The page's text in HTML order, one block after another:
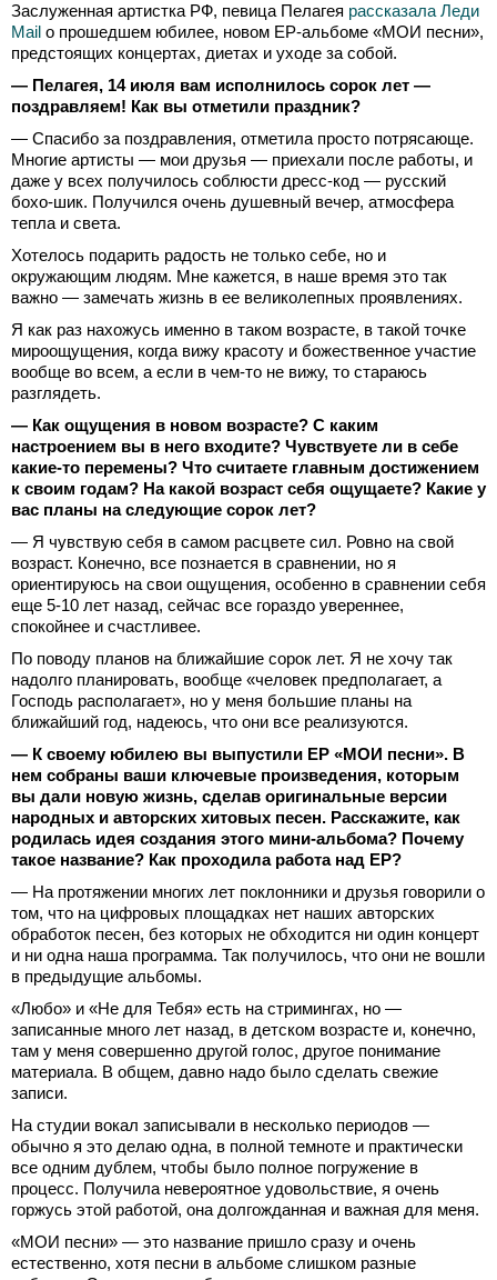
Заслуженная артистка РФ, певица Пелагея рассказала Леди
Mail о прошедшем юбилее, новом ЕР-альбоме «МОИ песни»,
предстоящих концертах, диетах и уходе за собой.
— Пелагея, 14 июля вам исполнилось сорок лет —
поздравляем! Как вы отметили праздник?
— Спасибо за поздравления, отметила просто потрясающе.
Многие артисты — мои друзья — приехали после работы, и
даже у всех получилось соблюсти дресс-код — русский
бохо-шик. Получился очень душевный вечер, атмосфера
тепла и света.
Хотелось подарить радость не только себе, но и
окружающим людям. Мне кажется, в наше время это так
важно — замечать жизнь в ее великолепных проявлениях.
Я как раз нахожусь именно в таком возрасте, в такой точке
мироощущения, когда вижу красоту и божественное участие
вообще во всем, а если в чем-то не вижу, то стараюсь
разглядеть.
— ⁠Как ощущения в новом возрасте? С каким
настроением вы в него входите? Чувствуете ли в себе
какие-то перемены? Что считаете главным достижением
к своим годам? На какой возраст себя ощущаете? Какие у
вас планы на следующие сорок лет?
— Я чувствую себя в самом расцвете сил. Ровно на свой
возраст. Конечно, все познается в сравнении, но я
ориентируюсь на свои ощущения, особенно в сравнении себя
еще 5-10 лет назад, сейчас все гораздо увереннее,
спокойнее и счастливее.
По поводу планов на ближайшие сорок лет. Я не хочу так
надолго планировать, вообще «человек предполагает, а
Господь располагает», но у меня большие планы на
ближайший год, надеюсь, что они все реализуются.
— К своему юбилею вы выпустили ЕР «МОИ песни». В
нем собраны ваши ключевые произведения, которым
вы дали новую жизнь, сделав оригинальные версии
народных и авторских хитовых песен. Расскажите, как
родилась идея создания этого мини-альбома? Почему
такое название? Как проходила работа над ЕР?
— На протяжении многих лет поклонники и друзья говорили о
том, что на цифровых площадках нет наших авторских
обработок песен, без которых не обходится ни один концерт
и ни одна наша программа. Так получилось, что они не вошли
в предыдущие альбомы.
«Любо» и «Не для Тебя» есть на стримингах, но —
записанные много лет назад, в детском возрасте и, конечно,
там у меня совершенно другой голос, другое понимание
материала. В общем, давно надо было сделать свежие
записи.
На студии вокал записывали в несколько периодов —
обычно я это делаю одна, в полной темноте и практически
все одним дублем, чтобы было полное погружение в
процесс. Получила невероятное удовольствие, я очень
горжусь этой работой, она долгожданная и важная для меня.
«МОИ песни» — это название пришло сразу и очень
естественно, хотя песни в альбоме слишком разные